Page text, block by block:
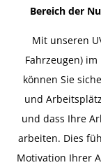
Bereich der
Mit unseren
Fahrzeugen)
können Sie
und
und dass Ihre
arbeiten. Dies
Motivation Ihrer